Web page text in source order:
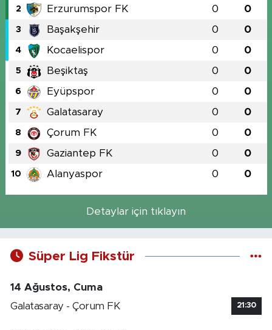
2 Erzurumspor FK 0 0
3 Başakşehir 0 0
4 Kocaelispor 0 0
5 Beşiktaş 0 0
6 Eyüpspor 0 0
7 Galatasaray 0 0
8 Çorum FK 0 0
9 Gaziantep FK 0 0
10 Alanyaspor 0 0
Detaylar için tıklayın
Süper Lig Fikstür
14 Ağustos, Cuma
Galatasaray - Çorum FK
21:30